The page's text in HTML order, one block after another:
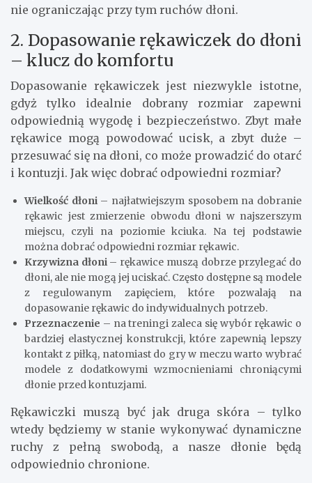
nie ograniczając przy tym ruchów dłoni.
2. Dopasowanie rękawiczek do dłoni
– klucz do komfortu
Dopasowanie rękawiczek jest niezwykle istotne,
gdyż tylko idealnie dobrany rozmiar zapewni
odpowiednią wygodę i bezpieczeństwo. Zbyt małe
rękawice mogą powodować ucisk, a zbyt duże –
przesuwać się na dłoni, co może prowadzić do otarć
i kontuzji. Jak więc dobrać odpowiedni rozmiar?
Wielkość dłoni– najłatwiejszym sposobem na dobranie
rękawic jest zmierzenie obwodu dłoni w najszerszym
miejscu, czyli na poziomie kciuka. Na tej podstawie
można dobrać odpowiedni rozmiar rękawic.
Krzywizna dłoni– rękawice muszą dobrze przylegać do
dłoni, ale nie mogą jej uciskać. Często dostępne są modele
z regulowanym zapięciem, które pozwalają na
dopasowanie rękawic do indywidualnych potrzeb.
Przeznaczenie – na treningi zaleca się wybór rękawic o
bardziej elastycznej konstrukcji, które zapewnią lepszy
kontakt z piłką, natomiast do gry w meczu warto wybrać
modele z dodatkowymi wzmocnieniami chroniącymi
dłonie przed kontuzjami.
Rękawiczki muszą być jak druga skóra – tylko
wtedy będziemy w stanie wykonywać dynamiczne
ruchy z pełną swobodą, a nasze dłonie będą
odpowiednio chronione.